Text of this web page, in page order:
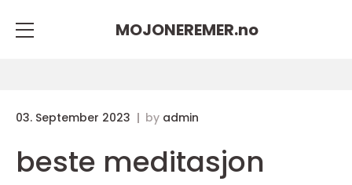
MOJONEREMER.no
03. September 2023 by admin
beste meditasjon